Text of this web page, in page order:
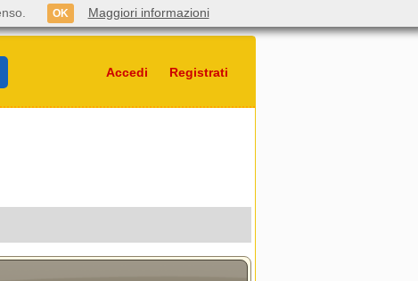
Accedi Registrati
OK Maggiori informazioni